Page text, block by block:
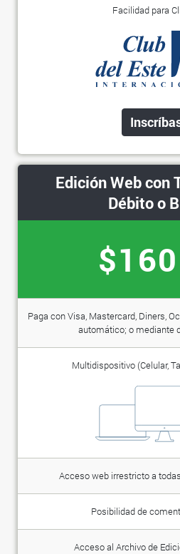
Facilidad para
Edición Web con
Débito o
$160
Paga con Visa, Mastercard, Diners,
automático; o mediante
Multidispositivo (Celular,
Acceso web irrestricto a
Posibilidad de
Acceso al Archivo de